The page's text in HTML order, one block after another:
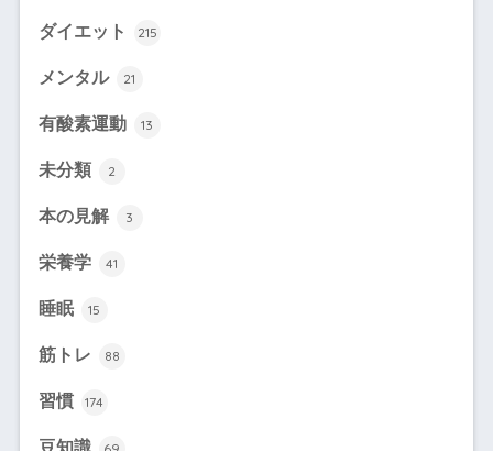
ダイエット 215
メンタル 21
有酸素運動 13
未分類 2
本の見解 3
栄養学 41
睡眠 15
筋トレ 88
習慣 174